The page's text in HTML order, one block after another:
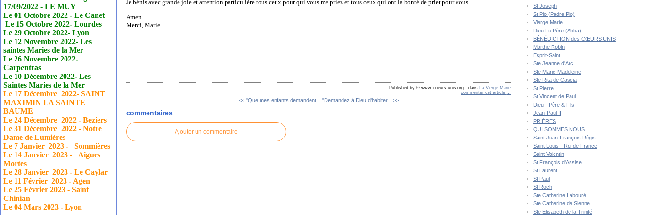
17/09/2022 - LE MUY
Le 01 Octobre 2022 - LeCanet
Le 15 Octobre 2022- Lourdes
Le 29 Octobre 2022- Lyon
Le 12 Novembre 2022- Les
saintes Maries de la Mer
Le 26 Novembre 2022-
Carpentras
Le 10 Décembre 2022- Les
Saintes Maries de la Mer
Le 17Décembre 2022- SAINT
MAXIMIN LA SAINTE
BAUME
Le 24Décembre 2022 - Beziers
Le 31Décembre 2022 - Notre
Dame de Lumières
Le 7 Janvier 2023 - Sommières
Le 14 Janvier 2023 - Aigues
Mortes
Le 28 Janvier 2023 - Le Caylar
Le 11 Février 2023 - Agen
Le 25 Février 2023 - Saint
Chinian
Le 04 Mars 2023 - Lyon
Je bénis avec grande joie et attention particulière tous ceux pour qui vous me priez et tous ceux qui ont la bonté de prier pour vous.
Amen
Merci, Marie.
Published by © www.coeurs-unis.org - dans La Vierge Marie
commenter cet article …
<< "Que mes enfants demandent... "Demandez à Dieu d'habiter... >>
commentaires
Ajouter un commentaire
St Joseph
St Pio (Padre Pio)
Vierge Marie
Dieu Le Père (Abba)
BÉNÉDICTION des CŒURS UNIS
Marthe Robin
Esprit-Saint
Ste Jeanne d'Arc
Ste Marie-Madeleine
Ste Rita de Cascia
St Pierre
St Vincent de Paul
Dieu - Père & Fils
Jean-Paul II
PRIÈRES
QUI SOMMES NOUS
Saint Jean-François Régis
Saint Louis - Roi de France
Saint Valentin
St François d'Assise
St Laurent
St Paul
St Roch
Ste Catherine Labouré
Ste Catherine de Sienne
Ste Elisabeth de la Trinité